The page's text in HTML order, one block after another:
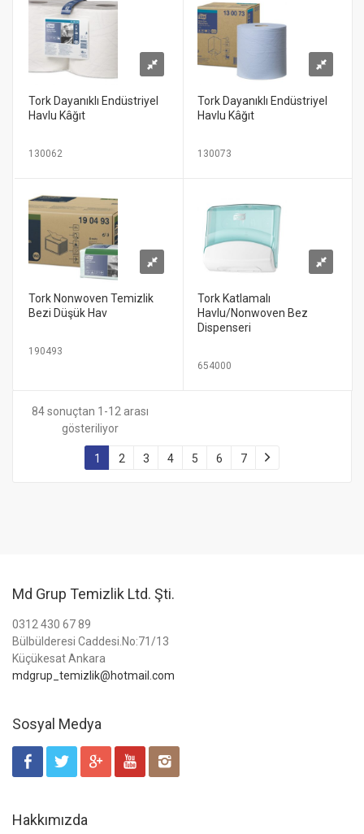
Tork Dayanıklı Endüstriyel
Havlu Kâğıt
130062
Tork Dayanıklı Endüstriyel
Havlu Kâğıt
130073
Tork Nonwoven Temizlik
Bezi Düşük Hav
190493
Tork Katlamalı
Havlu/Nonwoven Bez
Dispenseri
654000
84 sonuçtan 1-12 arası
gösteriliyor
1 2 3 4 5 6 7
Md Grup Temizlik Ltd. Şti.
0312 430 67 89
Bülbülderesi Caddesi.No:71/13
Küçükesat Ankara
mdgrup_temizlik@hotmail.com
Sosyal Medya
Hakkımızda